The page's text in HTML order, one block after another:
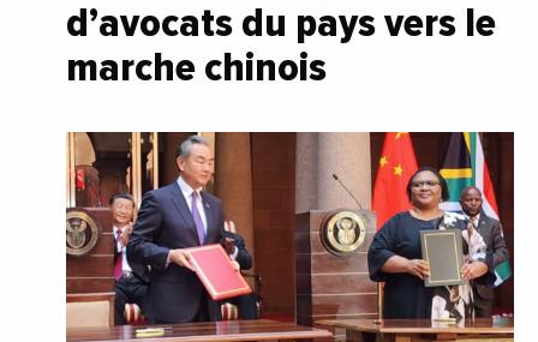
d’avocats du pays vers le
marche chinois